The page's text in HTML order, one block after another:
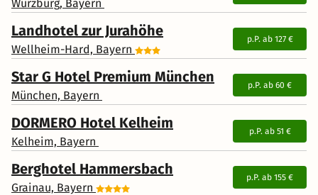
Würzburg, Bayern
Landhotel zur Jurahöhe
Wellheim-Hard, Bayern
p.P. ab 127 €
Star G Hotel Premium München
München, Bayern
p.P. ab 60 €
DORMERO Hotel Kelheim
Kelheim, Bayern
p.P. ab 51 €
Berghotel Hammersbach
Grainau, Bayern
p.P. ab 155 €